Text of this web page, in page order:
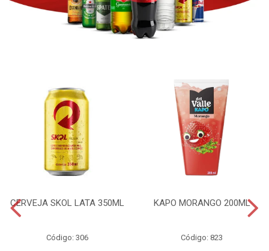
CERVEJA SKOL LATA 350ML
Código: 306
KAPO MORANGO 200ML
Código: 823